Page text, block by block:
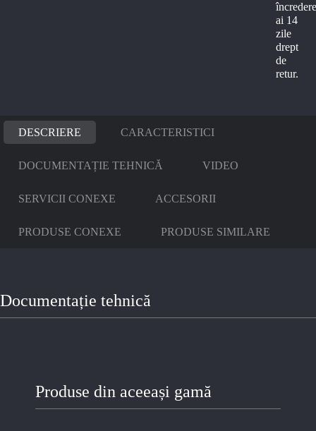
ai 14
zile
drept
de
retur.
DESCRIERE CARACTERISTICI
DOCUMENTAȚIE TEHNICĂ VIDEO
SERVICII CONEXE ACCESORII
PRODUSE CONEXE PRODUSE SIMILARE
Documentație tehnică
Produse din aceeași gamă